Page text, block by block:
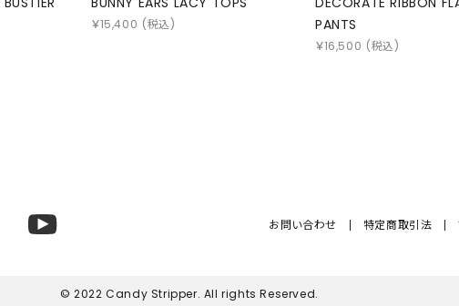
￥15,400 (税込)
PANTS
￥16,500 (税込)
お問い合わせ 特定商取引法
© 2022 Candy Stripper. All rights Reserved.